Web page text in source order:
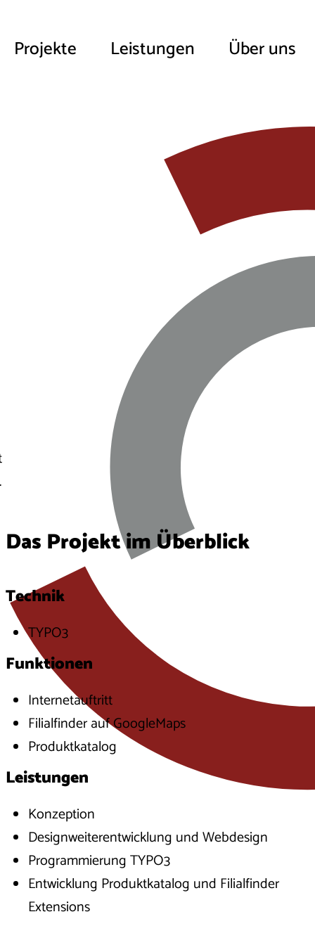
Projekte Leistungen Über uns
Das Projekt im Überblick
Technik
TYPO3
Funktionen
Internetauftritt
Filialfinder auf GoogleMaps
Produktkatalog
Leistungen
Konzeption
Designweiterentwicklung und Webdesign
Programmierung TYPO3
Entwicklung Produktkatalog und Filialfinder
Extensions